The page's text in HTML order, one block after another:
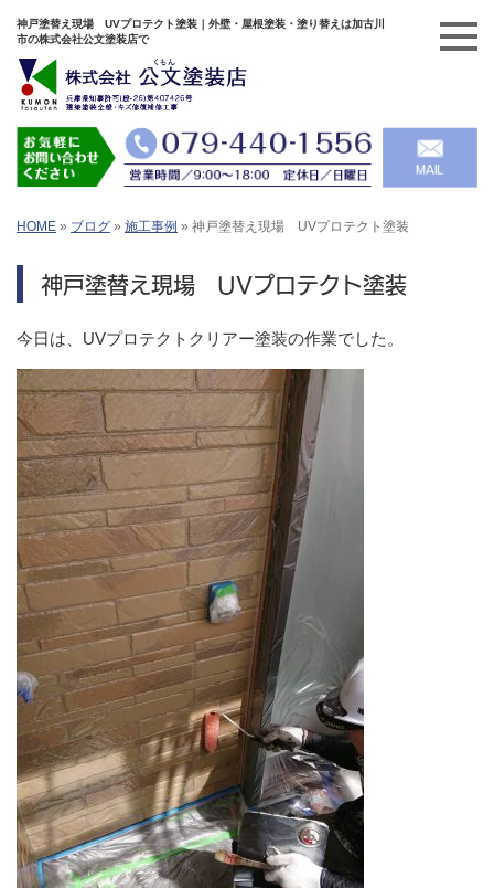
神戸塗替え現場 UVプロテクト塗装｜外壁・屋根塗装・塗り替えは加古川
市の株式会社公文塗装店で
HOME » ブログ » 施工事例 » 神戸塗替え現場 UVプロテクト塗装
神戸塗替え現場 UVプロテクト塗装
今日は、UVプロテクトクリアー塗装の作業でした。